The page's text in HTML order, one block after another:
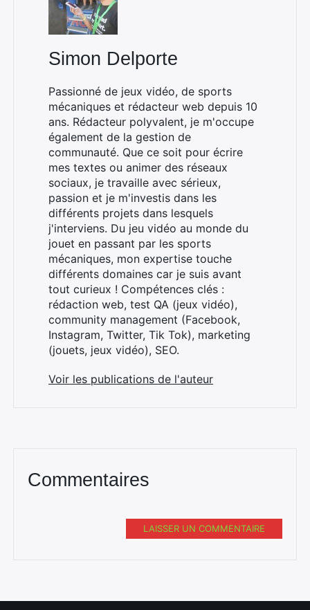
Simon Delporte
Passionné de jeux vidéo, de sports
mécaniques et rédacteur web depuis 10
ans. Rédacteur polyvalent, je m'occupe
également de la gestion de
communauté. Que ce soit pour écrire
mes textes ou animer des réseaux
sociaux, je travaille avec sérieux,
passion et je m'investis dans les
différents projets dans lesquels
j'interviens. Du jeu vidéo au monde du
jouet en passant par les sports
mécaniques, mon expertise touche
différents domaines car je suis avant
tout curieux ! Compétences clés :
rédaction web, test QA (jeux vidéo),
community management (Facebook,
Instagram, Twitter, Tik Tok), marketing
(jouets, jeux vidéo), SEO.
Voir les publications de l'auteur
Commentaires
LAISSER UN COMMENTAIRE
Rechercher
: